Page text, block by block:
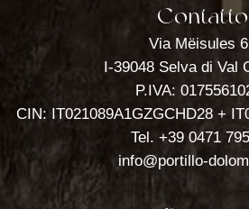
Contatto
Via Mëisules
I-39048 Selva di Val
P.IVA:
CIN: IT021089A1GZGCHD28 +
Tel. +39 0471
info@portillo-